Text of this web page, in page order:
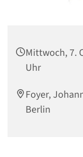
Mittwoch, 7.
Uhr
Foyer,
Berlin